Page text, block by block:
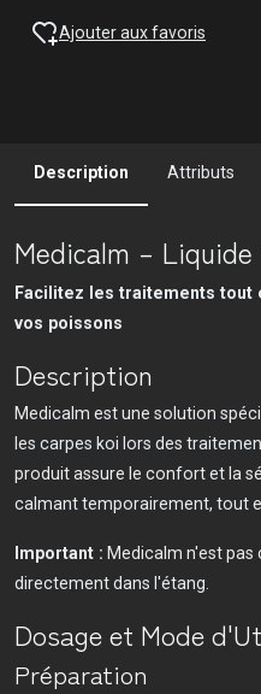
Ajouter aux favoris
Description Attributs
Medicalm –
Facilitez les traitements tout
vos poissons
Description
Medicalm est une solution
les carpes koi lors des
produit assure le confort et la
calmant temporairement, tout
Important : Medicalm n'est
directement dans l'étang.
Dosage et Mode
Préparation